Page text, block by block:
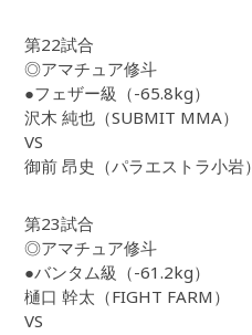
第22試合
◎アマチュア修斗
●フェザー級（-65.8kg）
沢木 純也（SUBMIT MMA）
VS
御前 昂史（パラエストラ小岩）
第23試合
◎アマチュア修斗
●バンタム級（-61.2kg）
樋口 幹太（FIGHT FARM）
VS